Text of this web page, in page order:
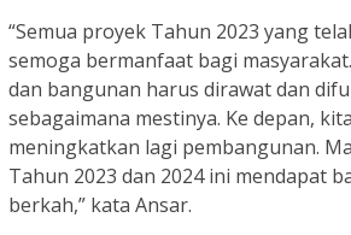
“Semua proyek Tahun 2023 yang
semoga bermanfaat bagi
dan bangunan harus dirawat dan
sebagaimana mestinya. Ke depan,
meningkatkan lagi pembangunan.
Tahun 2023 dan 2024 ini mendapat
berkah,” kata Ansar.